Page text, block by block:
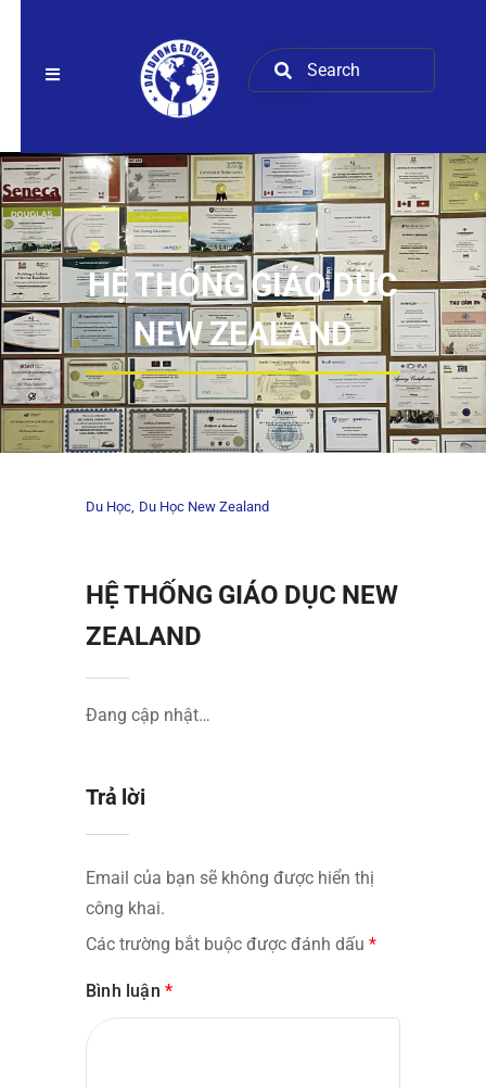
HỆ THỐNG GIÁO DỤC
NEW ZEALAND
Du Học Du Học New Zealand
HỆ THỐNG GIÁO DỤC NEW
ZEALAND
Đang cập nhật…
Trả lời
Email của bạn sẽ không được hiển thị
công khai.
Các trường bắt buộc được đánh dấu *
Bình luận *